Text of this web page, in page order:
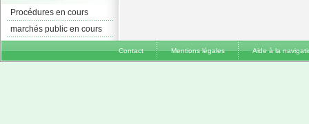
Procédures en cours
marchés public en cours
Contact Mentions légales Aide à la